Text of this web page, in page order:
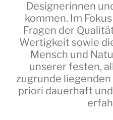
Designerinnen
kommen. Im
Fragen der
Wertigkeit sowie
Mensch und
unserer festen,
zugrunde
priori dauerhaft